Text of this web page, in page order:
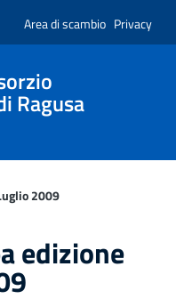
Area di scambio Privacy
Ragusa
2009
edizione